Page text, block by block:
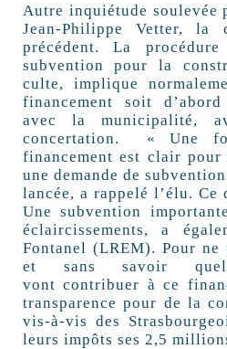
Autre inquiétude soulevée
Jean-Philippe Vetter, la
précédent. La
subvention pour la
culte, implique
financement soit
avec la municipalité,
concertation. « Une
financement est clair
une demande de
lancée, a rappelé l’élu. Ce
Une subvention
éclaircissements, a
Fontanel (LREM). Pour ne
et sans savoir
vont contribuer à ce
transparence pour de la
vis-à-vis des
leurs impôts ses 2,5